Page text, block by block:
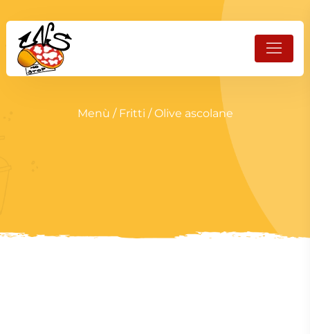
Menù / Fritti / Olive ascolane